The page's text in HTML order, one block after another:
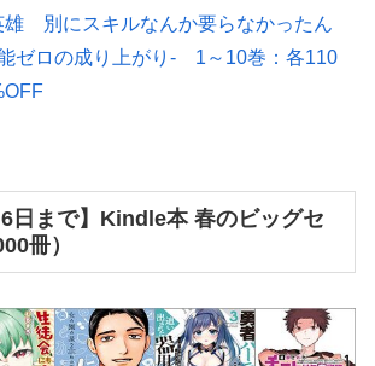
雄 別にスキルなんか要らなかったん
ゼロの成り上がり- 1～10巻：各110
6日まで】Kindle本 春のビッグセ
冊）